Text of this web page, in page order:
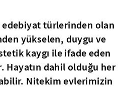
edebiyat türlerinden olan
yükselen, duygu ve
kaygı ile ifade eden
Hayatın dahil olduğu her
Nitekim evlerimizin